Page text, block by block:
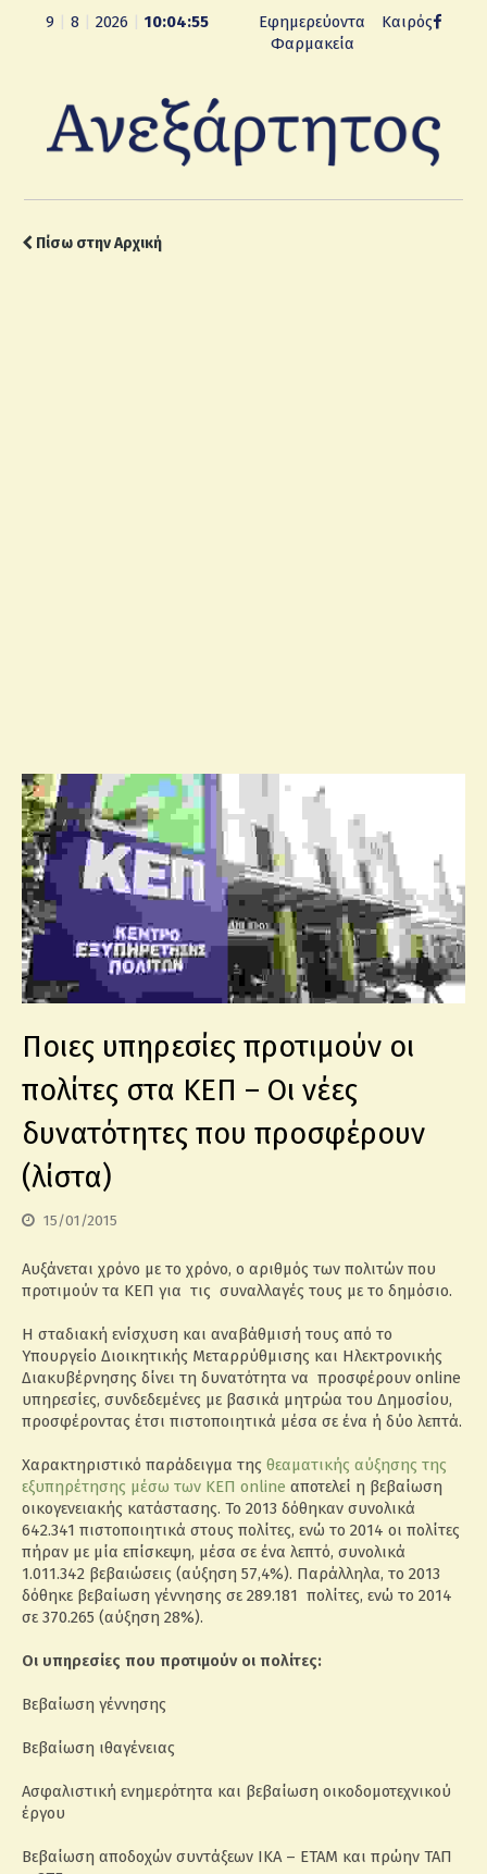
9 8 2026 10:04:55
Εφημερεύοντα
Φαρμακεία
Καιρός
Πίσω στην Αρχική
Ποιες υπηρεσίες προτιμούν οι
πολίτες στα ΚΕΠ – Οι νέες
δυνατότητες που προσφέρουν
(λίστα)
15/01/2015
Αυξάνεται χρόνο με το χρόνο, ο αριθμός των πολιτών που
προτιμούν τα ΚΕΠ για τις συναλλαγές τους με το δημόσιο.
Η σταδιακή ενίσχυση και αναβάθμισή τους από το
Υπουργείο Διοικητικής Μεταρρύθμισης και Ηλεκτρονικής
Διακυβέρνησης δίνει τη δυνατότητα να προσφέρουν online
υπηρεσίες, συνδεδεμένες με βασικά μητρώα του Δημοσίου,
προσφέροντας έτσι πιστοποιητικά μέσα σε ένα ή δύο λεπτά.
Χαρακτηριστικό παράδειγμα της θεαματικής αύξησης της
εξυπηρέτησης μέσω των ΚΕΠ online αποτελεί η βεβαίωση
οικογενειακής κατάστασης. Το 2013 δόθηκαν συνολικά
642.341 πιστοποιητικά στους πολίτες, ενώ το 2014 οι πολίτες
πήραν με μία επίσκεψη, μέσα σε ένα λεπτό, συνολικά
1.011.342 βεβαιώσεις (αύξηση 57,4%). Παράλληλα, το 2013
δόθηκε βεβαίωση γέννησης σε 289.181 πολίτες, ενώ το 2014
σε 370.265 (αύξηση 28%).
Οι υπηρεσίες που προτιμούν οι πολίτες:
Βεβαίωση γέννησης
Βεβαίωση ιθαγένειας
Ασφαλιστική ενημερότητα και βεβαίωση οικοδομοτεχνικού
έργου
Βεβαίωση αποδοχών συντάξεων ΙΚΑ – ΕΤΑΜ και πρώην ΤΑΠ